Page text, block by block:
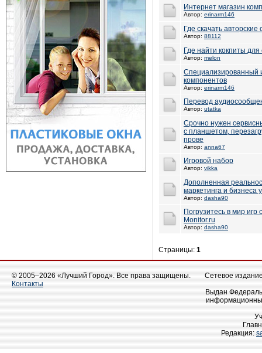
Интернет магазин
Автор: erinarm146
Где скачать
Автор: 88112
Где найти кокпиты
Автор: melon
Специализированный
компонентов
Автор: erinarm146
Перевод
Автор: utatka
Срочно нужен
с планшетом,
прове
Автор: anna67
Игровой набор
Автор: vikka
Дополненная
маркетинга и бизнеса
Автор: dasha90
Погрузитесь в мир
Monitor.ru
Автор: dasha90
Страницы: 1
© 2005–2026 «Лучший Город». Все права защищены.
Контакты
Сетевое
Выдан
Редакция: